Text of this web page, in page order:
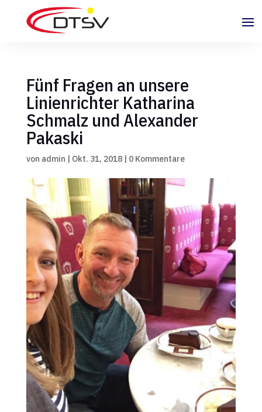
Fünf Fragen an unsere
Linienrichter Katharina
Schmalz und Alexander
Pakaski
von admin | Okt. 31, 2018| 0 Kommentare